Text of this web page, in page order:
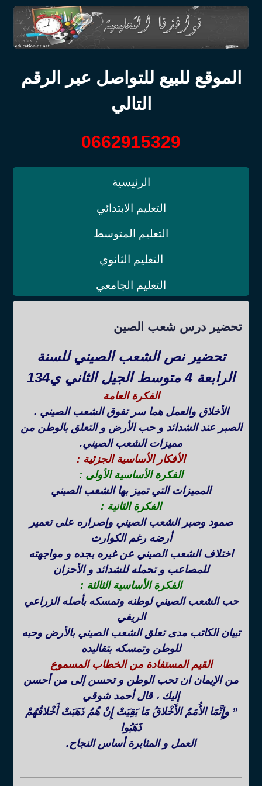
الموقع للبيع للتواصل عبر الرقم
التالي
0662915329
الرئيسية
التعليم الابتدائي
التعليم المتوسط
التعليم الثانوي
التعليم الجامعي
تحضير درس شعب الصين
تحضير نص الشعب الصيني للسنة
الرابعة 4 متوسط الجيل الثاني ي134
الفكرة العامة
الأخلاق والعمل هما سر تفوق الشعب الصيني .
الصبر عند الشدائد و حب الأرض و التعلق بالوطن من
مميزات الشعب الصيني.
الأفكار الأساسية الجزئية :
الفكرة الأساسية الأولى :
المميزات التي تميز بها الشعب الصيني
الفكرة الثانية :
صمود وصبر الشعب الصيني وإصراره على تعمير
أرضه رغم الكوارث
اختلاف الشعب الصيني عن غيره بجده و مواجهته
للمصاعب و تحمله للشدائد و الأحزان
الفكرة الأساسية الثالثة :
حب الشعب الصيني لوطنه وتمسكه بأصله الزراعي
الريفي
تبيان الكاتب مدى تعلق الشعب الصيني بالأرض وحبه
للوطن وتمسكه بتقاليده
القيم المستفادة من الخطاب المسموع
من الإيمان ان تحب الوطن و تحسن إلى من أحسن
إليك ، قال أحمد شوقي
” وإِنَّمَا الأُمَمُ الأَخْلاقُ مَا بَقِيَتْ إِنْ هُمُ ذَهَبَتْ أَخْلاقُهُمْ
ذَهَبُوا
العمل و المثابرة أساس النجاح.